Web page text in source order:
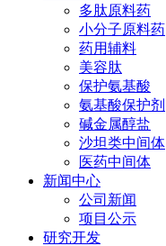
多肽原料药
小分子原料药
药用辅料
美容肽
保护氨基酸
氨基酸保护剂
碱金属醇盐
沙坦类中间体
医药中间体
新闻中心
公司新闻
项目公示
研究开发